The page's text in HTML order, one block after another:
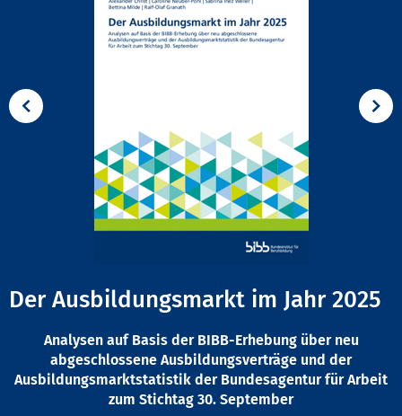
Der Ausbildungsmarkt im Jahr 2025
Analysen auf Basis der BIBB-Erhebung über neu
abgeschlossene Ausbildungsverträge und der
Ausbildungsmarktstatistik der Bundesagentur für Arbeit
zum Stichtag 30. September